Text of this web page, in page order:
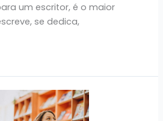
um escritor, é o maior
se dedica,